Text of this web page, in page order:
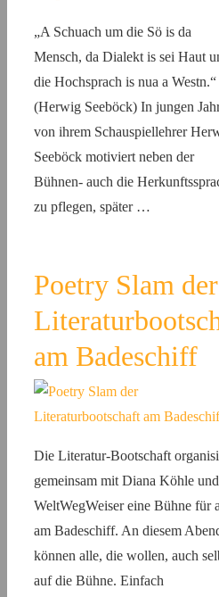
„A Schuach um die Sö is da
Mensch, da Dialekt is sei Haut
die Hochsprach is nua a Westn.“
(Herwig Seeböck) In jungen
von ihrem Schauspiellehrer
Seeböck motiviert neben der
Bühnen- auch die
zu pflegen, später …
Poetry Slam der
am Badeschiff
Die Literatur-Bootschaft
gemeinsam mit Diana Köhle und
WeltWegWeiser eine Bühne für
am Badeschiff. An diesem
können alle, die wollen, auch
auf die Bühne. Einfach